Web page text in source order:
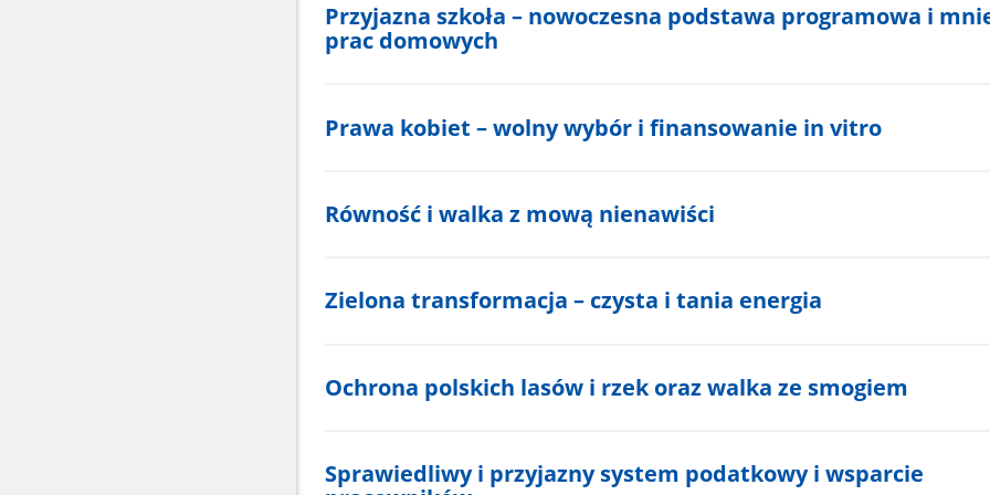
Przyjazna szkoła – nowoczesna podstawa programowa i
prac domowych
Prawa kobiet – wolny wybór i finansowanie in vitro
Równość i walka z mową nienawiści
Zielona transformacja – czysta i tania energia
Ochrona polskich lasów i rzek oraz walka ze smogiem
Sprawiedliwy i przyjazny system podatkowy i wsparcie